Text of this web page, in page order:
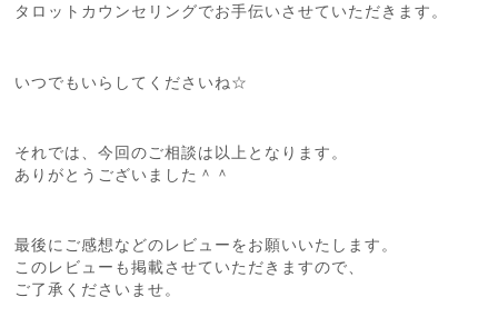
タロットカウンセリングでお手伝いさせていただきます。
いつでもいらしてくださいね☆
それでは、今回のご相談は以上となります。
ありがとうございました＾＾
最後にご感想などのレビューをお願いいたします。
このレビューも掲載させていただきますので、
ご了承くださいませ。